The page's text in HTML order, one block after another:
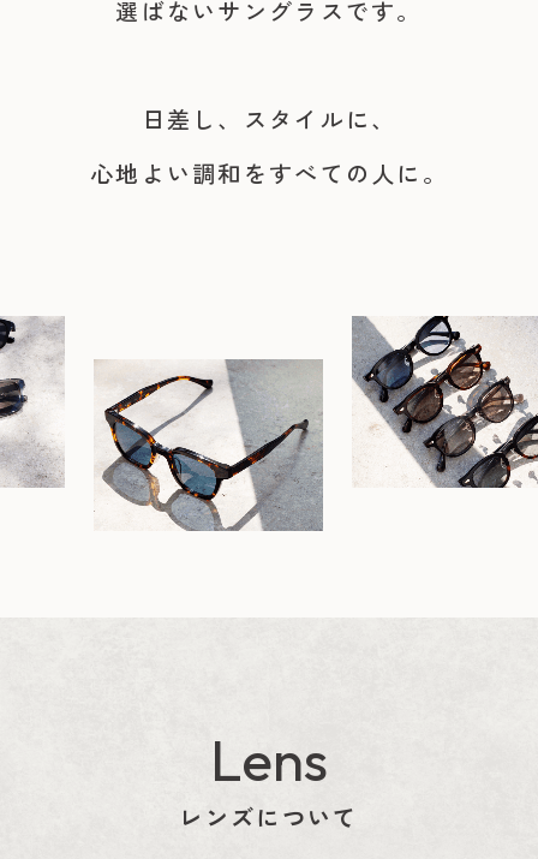
選ばないサングラスです。
日差し、スタイルに、
心地よい調和をすべての人に。
Lens
レンズについて